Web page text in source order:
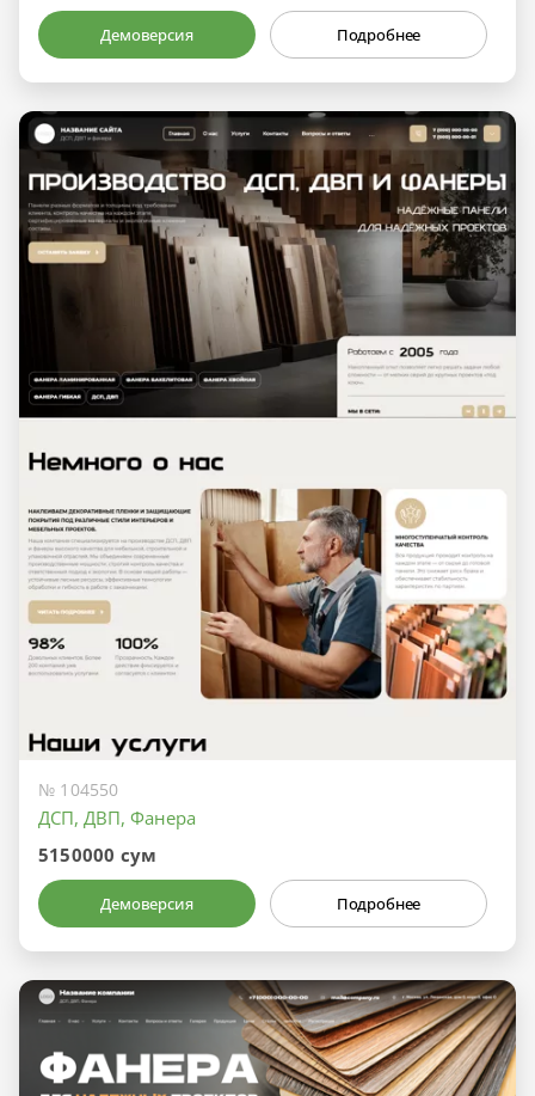
Демоверсия Подробнее
№ 104550
ДСП, ДВП, Фанера
5150000 сум
Демоверсия Подробнее